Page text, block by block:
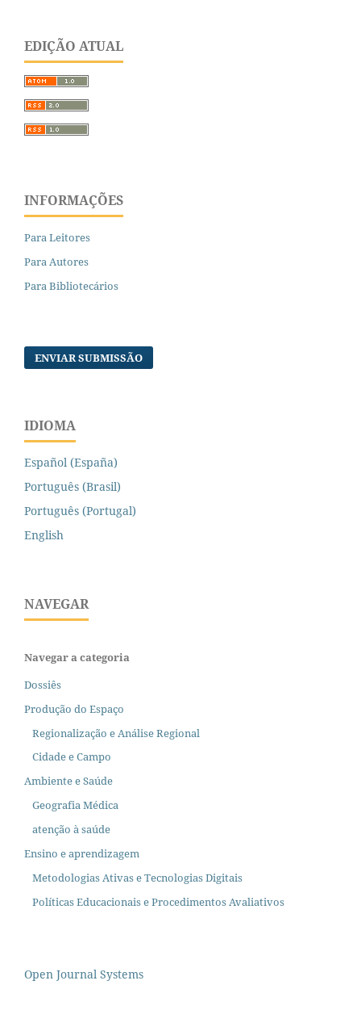
EDIÇÃO ATUAL
INFORMAÇÕES
Para Leitores
Para Autores
Para Bibliotecários
ENVIAR SUBMISSÃO
IDIOMA
Español (España)
Português (Brasil)
Português (Portugal)
English
NAVEGAR
Navegar a categoria
Dossiês
Produção do Espaço
Regionalização e Análise Regional
Cidade e Campo
Ambiente e Saúde
Geografia Médica
atenção à saúde
Ensino e aprendizagem
Metodologias Ativas e Tecnologias Digitais
Políticas Educacionais e Procedimentos Avaliativos
Open Journal Systems